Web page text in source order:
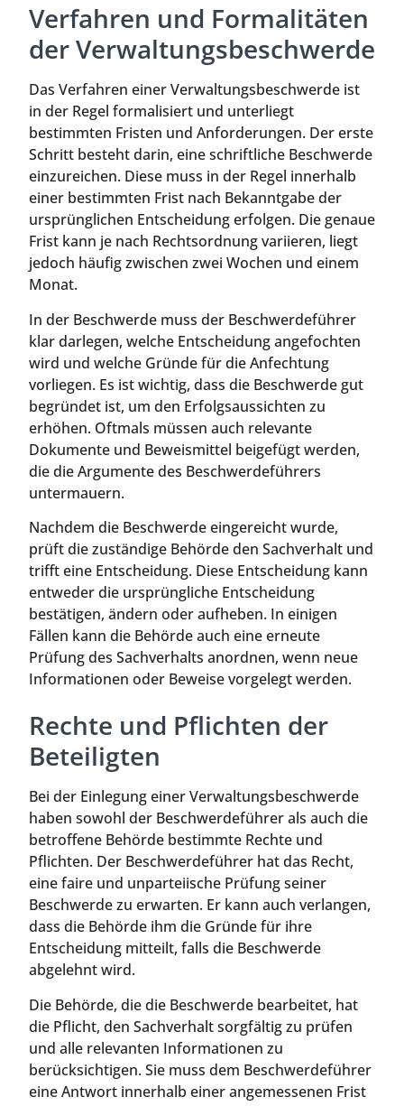
Verfahren und Formalitäten
der Verwaltungsbeschwerde
Das Verfahren einer Verwaltungsbeschwerde ist
in der Regel formalisiert und unterliegt
bestimmten Fristen und Anforderungen. Der erste
Schritt besteht darin, eine schriftliche Beschwerde
einzureichen. Diese muss in der Regel innerhalb
einer bestimmten Frist nach Bekanntgabe der
ursprünglichen Entscheidung erfolgen. Die genaue
Frist kann je nach Rechtsordnung variieren, liegt
jedoch häufig zwischen zwei Wochen und einem
Monat.
In der Beschwerde muss der Beschwerdeführer
klar darlegen, welche Entscheidung angefochten
wird und welche Gründe für die Anfechtung
vorliegen. Es ist wichtig, dass die Beschwerde gut
begründet ist, um den Erfolgsaussichten zu
erhöhen. Oftmals müssen auch relevante
Dokumente und Beweismittel beigefügt werden,
die die Argumente des Beschwerdeführers
untermauern.
Nachdem die Beschwerde eingereicht wurde,
prüft die zuständige Behörde den Sachverhalt und
trifft eine Entscheidung. Diese Entscheidung kann
entweder die ursprüngliche Entscheidung
bestätigen, ändern oder aufheben. In einigen
Fällen kann die Behörde auch eine erneute
Prüfung des Sachverhalts anordnen, wenn neue
Informationen oder Beweise vorgelegt werden.
Rechte und Pflichten der
Beteiligten
Bei der Einlegung einer Verwaltungsbeschwerde
haben sowohl der Beschwerdeführer als auch die
betroffene Behörde bestimmte Rechte und
Pflichten. Der Beschwerdeführer hat das Recht,
eine faire und unparteiische Prüfung seiner
Beschwerde zu erwarten. Er kann auch verlangen,
dass die Behörde ihm die Gründe für ihre
Entscheidung mitteilt, falls die Beschwerde
abgelehnt wird.
Die Behörde, die die Beschwerde bearbeitet, hat
die Pflicht, den Sachverhalt sorgfältig zu prüfen
und alle relevanten Informationen zu
berücksichtigen. Sie muss dem Beschwerdeführer
eine Antwort innerhalb einer angemessenen Frist